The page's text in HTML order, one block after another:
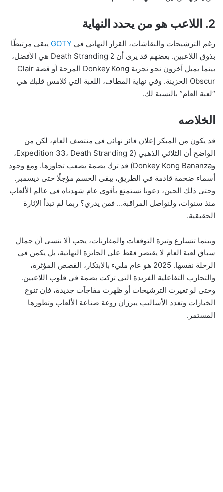
2. اللاعب هو من يحدد النهاية
رغم الترشيحات والنقاشات، القرار النهائي في GOTY يبقى مرتبطًا
بذوق اللاعبين. بعضهم قد يرى أن Death Stranding 2 هي الأفضل،
بينما يميل آخرون نحو تجربة Donkey Kong المرحة أو قصة Clair
Obscur الحزينة. وفي نهاية المطاف، اللعبة التي تُلامس قلبك هي
“لعبة العام” بالنسبة لك.
الخلاصه
قد يكون من المبكر إعلان فائز نهائي في منتصف العام، لكن من
الواضح أن الثلاثي الذهبي (Expedition 33، Death Stranding 2،
وDonkey Kong Bananza) قد ترك بصمة يصعب تجاوزها. ومع وجود
أسماء ضخمة قادمة في الطريق، يبقى الحسم مؤجلًا حتى ديسمبر.
وحتى ذلك الحين، دعونا نستمتع بأقوى عام شهدناه في عالم الألعاب
منذ سنوات، ولنواصل المراقبة… فمن يدري؟ ربما لم تبدأ الإثارة
الحقيقية.
وبينما تتسارع وتيرة التوقعات والمقارنات، يجب ألا ننسى أن جمال
سباق لعبة العام لا يقتصر فقط على الجائزة النهائية، بل يكمن في
الرحلة نفسها. 2025 هو عام مليء بالابتكار، القصص المؤثرة،
والتجارب التفاعلية الفريدة التي تركت بصمة في قلوب اللاعبين.
وحتى لو تغيرت الترشيحات أو ظهرت مفاجآت جديدة، فإن تنوع
الخيارات وتعدد الأساليب يبرزان روعة صناعة الألعاب وتطورها
المستمر.